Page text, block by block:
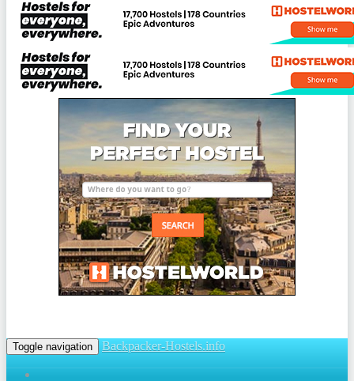
Toggle navigation Backpacker-Hostels.info